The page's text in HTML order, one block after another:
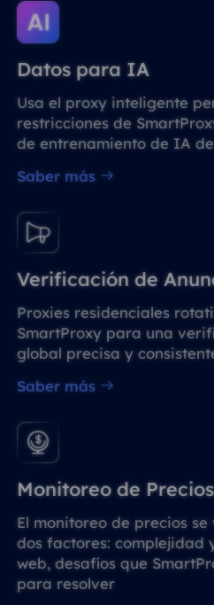
Datos para IA
Usa el proxy inteligente
restricciones de
de entrenamiento de IA
Saber más
Verificación de
Proxies residenciales
SmartProxy para una
global precisa y
Saber más
Monitoreo de Precios
El monitoreo de precios
dos factores: complejidad
web, desafíos que
para resolver